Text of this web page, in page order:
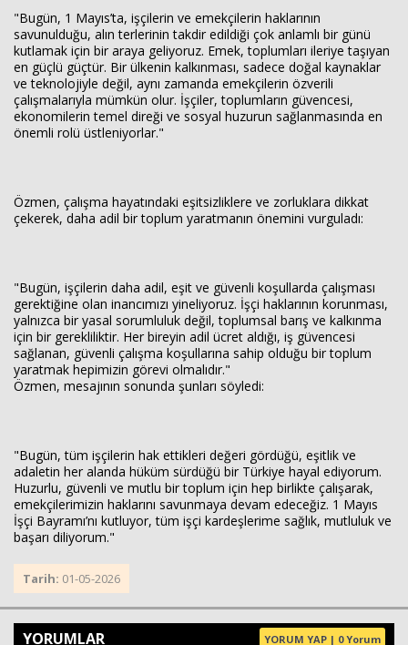
"Bugün, 1 Mayıs’ta, işçilerin ve emekçilerin haklarının
savunulduğu, alın terlerinin takdir edildiği çok anlamlı bir günü
kutlamak için bir araya geliyoruz. Emek, toplumları ileriye taşıyan
en güçlü güçtür. Bir ülkenin kalkınması, sadece doğal kaynaklar
ve teknolojiyle değil, aynı zamanda emekçilerin özverili
çalışmalarıyla mümkün olur. İşçiler, toplumların güvencesi,
ekonomilerin temel direği ve sosyal huzurun sağlanmasında en
önemli rolü üstleniyorlar."
Özmen, çalışma hayatındaki eşitsizliklere ve zorluklara dikkat
çekerek, daha adil bir toplum yaratmanın önemini vurguladı:
"Bugün, işçilerin daha adil, eşit ve güvenli koşullarda çalışması
gerektiğine olan inancımızı yineliyoruz. İşçi haklarının korunması,
yalnızca bir yasal sorumluluk değil, toplumsal barış ve kalkınma
için bir gerekliliktir. Her bireyin adil ücret aldığı, iş güvencesi
sağlanan, güvenli çalışma koşullarına sahip olduğu bir toplum
yaratmak hepimizin görevi olmalıdır."
Özmen, mesajının sonunda şunları söyledi:
"Bugün, tüm işçilerin hak ettikleri değeri gördüğü, eşitlik ve
adaletin her alanda hüküm sürdüğü bir Türkiye hayal ediyorum.
Huzurlu, güvenli ve mutlu bir toplum için hep birlikte çalışarak,
emekçilerimizin haklarını savunmaya devam edeceğiz. 1 Mayıs
İşçi Bayramı’nı kutluyor, tüm işçi kardeşlerime sağlık, mutluluk ve
başarı diliyorum."
Tarih: 01-05-2026
YORUMLAR YORUM YAP | 0 Yorum